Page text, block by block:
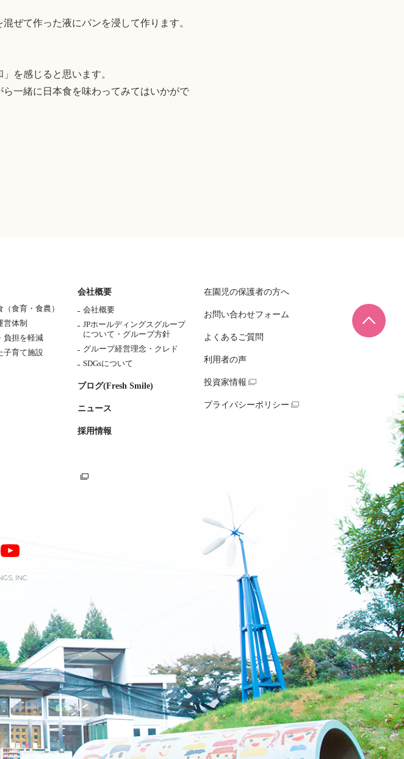
ぜて作った液にパンを浸して作ります。
を感じると思います。
一緒に日本食を味わってみてはいかがで
ページ
食育・食農）
営体制
負担を軽減
子育て施設
会社概要
会社概要
JPホールディングスグループ
について・ グループ方針
グループ経営理念・クレド
SDGsについて
ブログ(Fresh Smile)
ニュース
採用情報
在園児の保護者の方へ
お問い合わせフォーム
よくあるご質問
利用者の声
投資家情報
プライバシーポリシー
INC.